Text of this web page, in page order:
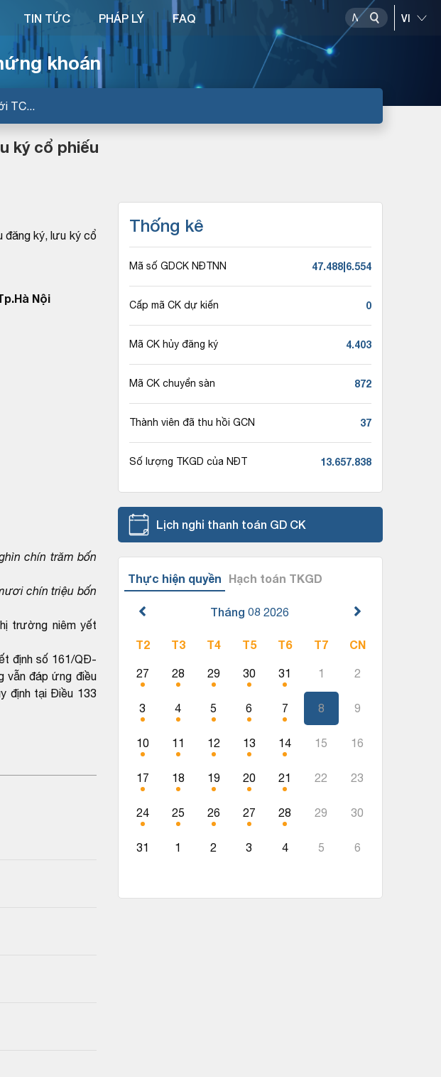
khoán
TC...
TIN TỨC PHÁP LÝ FAQ
ký cổ phiếu
đăng ký, lưu ký cổ
Nội
chín trăm bốn
chín triệu bốn
trường niêm yết
định số 161/QĐ-
vẫn đáp ứng điều
định tại Điều 133
Thống kê
Mã số GDCK NĐTNN 47.488|6.554
Cấp mã CK dự kiến 0
Mã CK hủy đăng ký 4.403
Mã CK chuyển sàn 872
Thành viên đã thu hồi GCN 37
Số lượng TKGD của NĐT 13.657.838
Lịch nghỉ thanh toán GD CK
Thực hiện quyền Hạch toán TKGD
Tháng 08 2026
T2 T3 T4 T5 T6 T7 CN
27 28 29 30 31 1 2
3 4 5 6 7 8 9
10 11 12 13 14 15 16
17 18 19 20 21 22 23
24 25 26 27 28 29 30
31 1 2 3 4 5 6